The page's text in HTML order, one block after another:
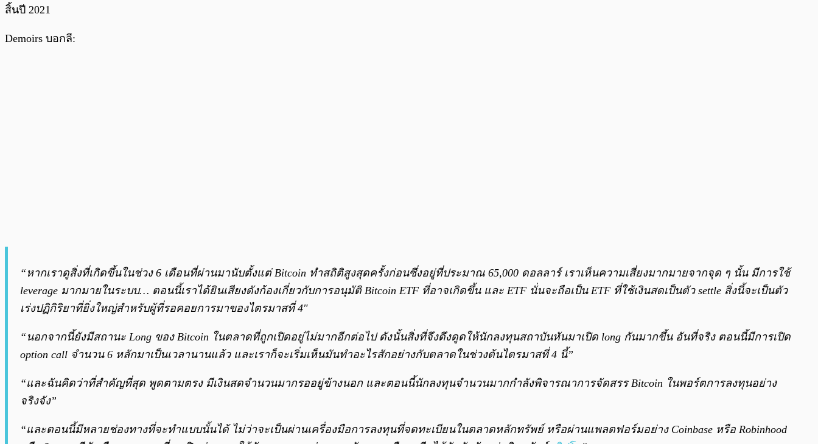
สิ้นปี 2021
Demoirs บอกลี:
“หากเราดูสิ่งที่เกิดขึ้นในช่วง 6 เดือนที่ผ่านมานับตั้งแต่ Bitcoin ทำสถิติสูงสุดครั้งก่อนซึ่งอยู่ที่ประมาณ 65,000 ดอลลาร์ เราเห็นความเสี่ยงมากมายจากจุด ๆ นั้น มีการใช้
leverage มากมายในระบบ… ตอนนี้เราได้ยินเสียงดังก้องเกี่ยวกับการอนุมัติ Bitcoin ETF ที่อาจเกิดขึ้น และ ETF นั่นจะถือเป็น ETF ที่ใช้เงินสดเป็นตัว settle สิ่งนี้จะเป็นตัว
เร่งปฏิกิริยาที่ยิ่งใหญ่สำหรับผู้ที่รอคอยการมาของไตรมาสที่ 4″
“นอกจากนี้ยังมีสถานะ Long ของ Bitcoin ในตลาดที่ถูกเปิดอยู่ไม่มากอีกต่อไป ดังนั้นสิ่งที่จึงดึงดูดให้นักลงทุนสถาบันหันมาเปิด long กันมากขึ้น อันที่จริง ตอนนี้มีการเปิด
option call จำนวน 6 หลักมาเป็นเวลานานแล้ว และเราก็จะเริ่มเห็นมันทำอะไรสักอย่างกับตลาดในช่วงต้นไตรมาสที่ 4 นี้”
“และฉันคิดว่าที่สำคัญที่สุด พูดตามตรง มีเงินสดจำนวนมากรออยู่ข้างนอก และตอนนี้นักลงทุนจำนวนมากกำลังพิจารณาการจัดสรร Bitcoin ในพอร์ตการลงทุนอย่าง
จริงจัง”
“และตอนนี้มีหลายช่องทางที่จะทำแบบนั้นได้ ไม่ว่าจะเป็นผ่านเครื่องมือการลงทุนที่จดทะเบียนในตลาดหลักทรัพย์ หรือผ่านแพลตฟอร์มอย่าง Coinbase หรือ Robinhood